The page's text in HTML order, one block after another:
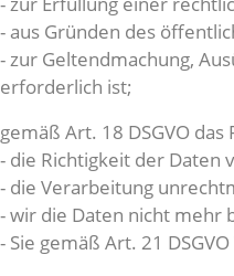
- aus Gründen des
- zur Geltendmachung,
erforderlich ist;
gemäß Art. 18 DSGVO
- die Richtigkeit der Daten
- die Verarbeitung
- wir die Daten nicht mehr
- Sie gemäß Art. 21